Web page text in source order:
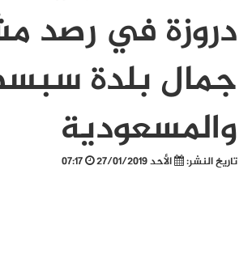
دروزة في رصد
جمال بلدة
والمسعودية
تاريخ النشر: الأحد 27/01/2019